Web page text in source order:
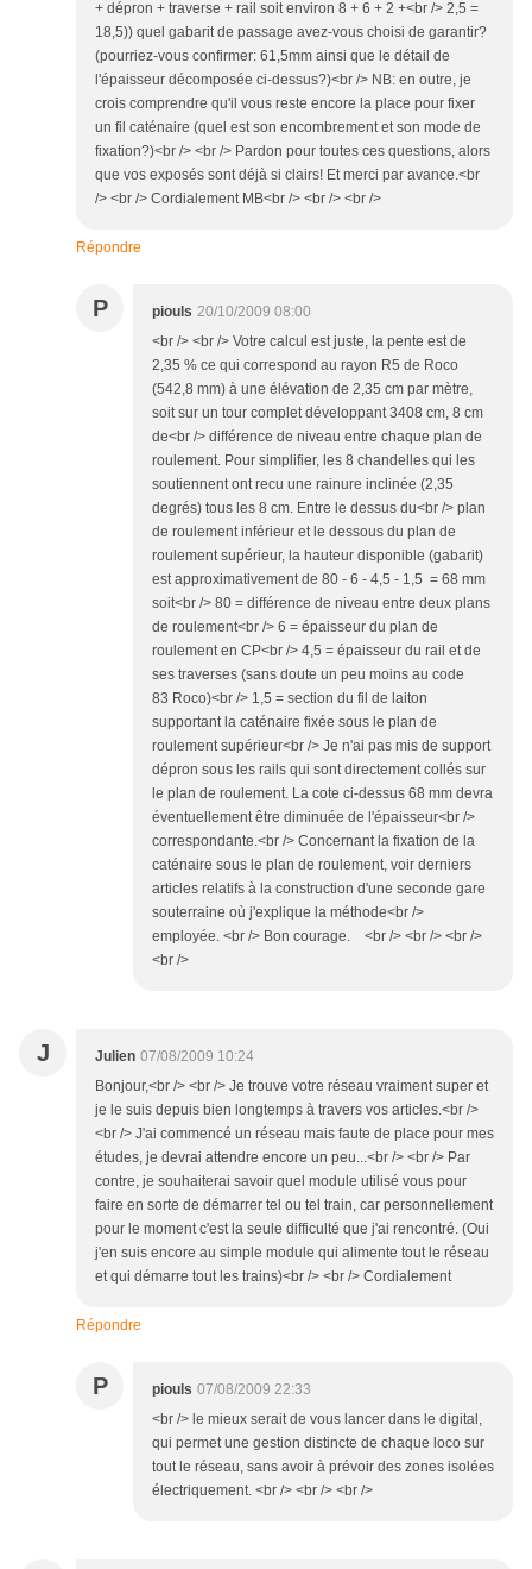
+ dépron + traverse + rail soit environ 8 + 6 + 2 +<br /> 2,5 =
18,5)) quel gabarit de passage avez-vous choisi de garantir?
(pourriez-vous confirmer: 61,5mm ainsi que le détail de
l'épaisseur décomposée ci-dessus?)<br /> NB: en outre, je
crois comprendre qu'il vous reste encore la place pour fixer
un fil caténaire (quel est son encombrement et son mode de
fixation?)<br /> <br /> Pardon pour toutes ces questions, alors
que vos exposés sont déjà si clairs! Et merci par avance.<br
/> <br /> Cordialement MB<br /> <br /> <br />
Répondre
P piouls 20/10/2009 08:00
<br /> <br /> Votre calcul est juste, la pente est de
2,35 % ce qui correspond au rayon R5 de Roco
(542,8 mm) à une élévation de 2,35 cm par mètre,
soit sur un tour complet développant 3408 cm, 8 cm
de<br /> différence de niveau entre chaque plan de
roulement. Pour simplifier, les 8 chandelles qui les
soutiennent ont recu une rainure inclinée (2,35
degrés) tous les 8 cm. Entre le dessus du<br /> plan
de roulement inférieur et le dessous du plan de
roulement supérieur, la hauteur disponible (gabarit)
est approximativement de 80 - 6 - 4,5 - 1,5 = 68 mm
soit<br /> 80 = différence de niveau entre deux plans
de roulement<br /> 6 = épaisseur du plan de
roulement en CP<br /> 4,5 = épaisseur du rail et de
ses traverses (sans doute un peu moins au code
83 Roco)<br /> 1,5 = section du fil de laiton
supportant la caténaire fixée sous le plan de
roulement supérieur<br /> Je n'ai pas mis de support
dépron sous les rails qui sont directement collés sur
le plan de roulement. La cote ci-dessus 68 mm devra
éventuellement être diminuée de l'épaisseur<br />
correspondante.<br /> Concernant la fixation de la
caténaire sous le plan de roulement, voir derniers
articles relatifs à la construction d'une seconde gare
souterraine où j'explique la méthode<br />
employée. <br /> Bon courage. <br /> <br /> <br />
<br />
J Julien 07/08/2009 10:24
Bonjour,<br /> <br /> Je trouve votre réseau vraiment super et
je le suis depuis bien longtemps à travers vos articles.<br />
<br /> J'ai commencé un réseau mais faute de place pour mes
études, je devrai attendre encore un peu...<br /> <br /> Par
contre, je souhaiterai savoir quel module utilisé vous pour
faire en sorte de démarrer tel ou tel train, car personnellement
pour le moment c'est la seule difficulté que j'ai rencontré. (Oui
j'en suis encore au simple module qui alimente tout le réseau
et qui démarre tout les trains)<br /> <br /> Cordialement
Répondre
P piouls 07/08/2009 22:33
<br /> le mieux serait de vous lancer dans le digital,
qui permet une gestion distincte de chaque loco sur
tout le réseau, sans avoir à prévoir des zones isolées
électriquement. <br /> <br /> <br />